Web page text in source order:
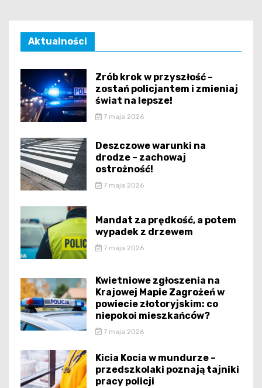
Aktualności
Zrób krok w przyszłość –
zostań policjantem i zmieniaj
świat na lepsze!
7 maja 2026
Deszczowe warunki na
drodze – zachowaj
ostrożność!
7 maja 2026
Mandat za prędkość, a potem
wypadek z drzewem
7 maja 2026
Kwietniowe zgłoszenia na
Krajowej Mapie Zagrożeń w
powiecie złotoryjskim: co
niepokoi mieszkańców?
7 maja 2026
Kicia Kocia w mundurze –
przedszkolaki poznają tajniki
pracy policji